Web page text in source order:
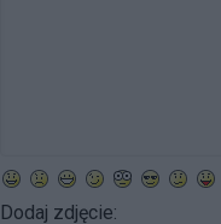
Dodaj zdjęcie: